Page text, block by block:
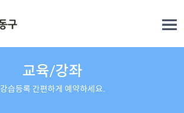
교육/강좌
강습등록 간편하게 예약하세요.